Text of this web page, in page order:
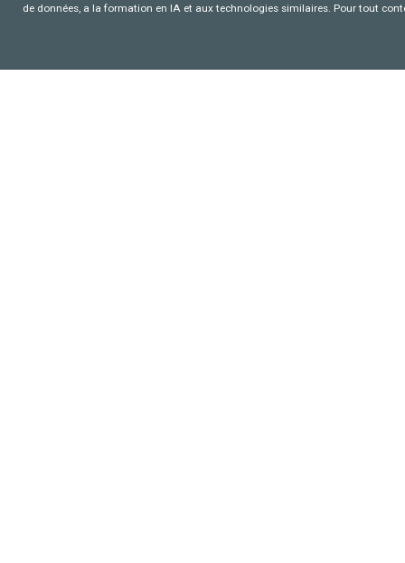
de données, a la formation en IA et aux technologies similaires. Pour tout